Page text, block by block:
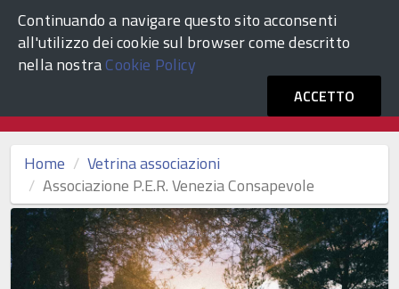
Continuando a navigare questo sito acconsenti
all'utilizzo dei cookie sul browser come descritto
nella nostraCookie Policy
ACCETTO
Comune di Venezia ACCEDI
Vetrina Associazioni Culturali
Home
Vetrina associazioni
Associazione P.E.R. Venezia Consapevole